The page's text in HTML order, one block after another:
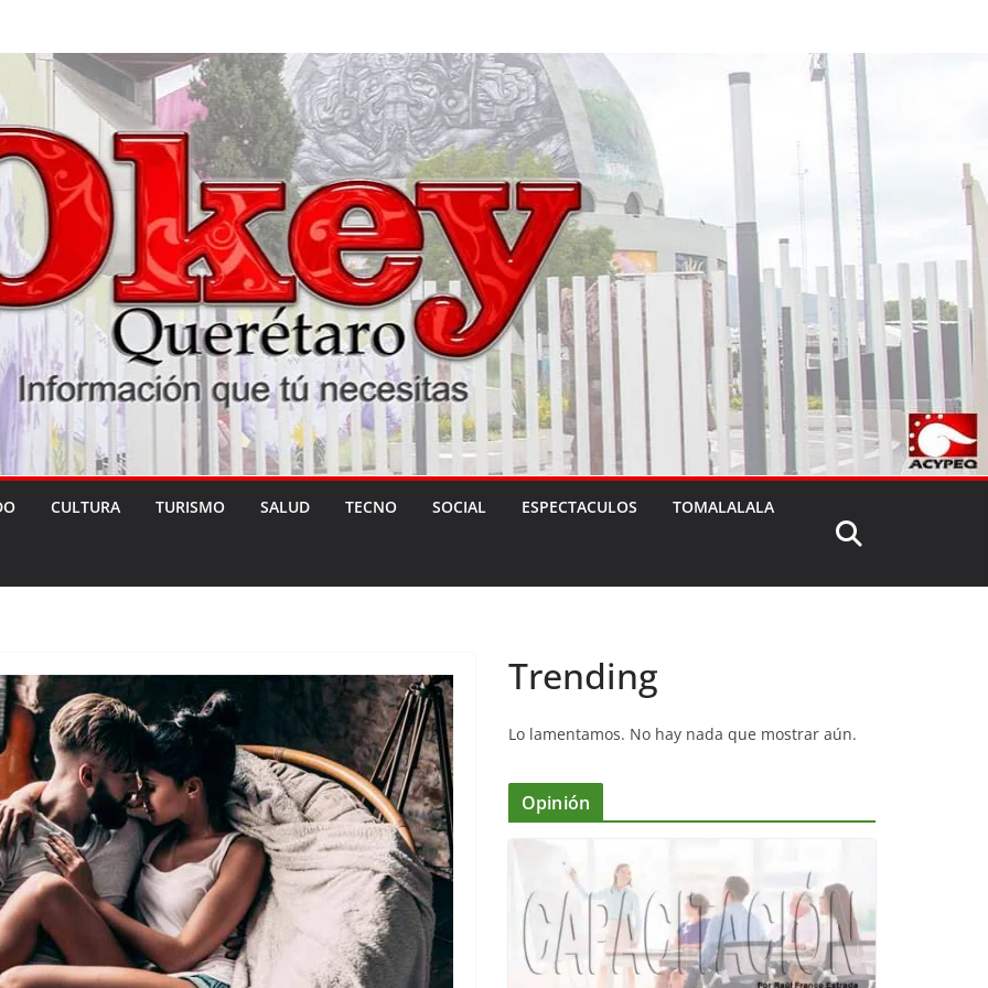
CULTURA TURISMO SALUD TECNO SOCIAL ESPECTACULOS TOMALALALA
Trending
Lo lamentamos. No hay nada que mostrar aún.
Opinión